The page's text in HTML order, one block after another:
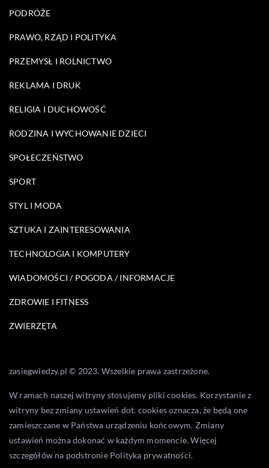
PODRÓŻE
PRAWO, RZĄD I POLITYKA
PRZEMYSŁ I ROLNICTWO
REKLAMA I DRUK
RELIGIA I DUCHOWOŚĆ
RODZINA I WYCHOWANIE DZIECI
SPOŁECZEŃSTWO
SPORT
STYL I MODA
SZTUKA I ZAINTERESOWANIA
TECHNOLOGIA I KOMPUTERY
WIADOMOŚCI / POGODA / INFORMACJE
ZDROWIE I FITNESS
ZWIERZĘTA
zasiegwiedzy.pl © 2023. Wszelkie prawa zastrzeżone.
W ramach naszej witryny stosujemy pliki cookies. Korzystanie z
witryny bez zmiany ustawień dot. cookies oznacza, że będą one
zamieszczane w Państwa urządzeniu końcowym. Zmiany
ustawień można dokonać w każdym momencie. Więcej
szczegółów na podstronie Polityka prywatności.